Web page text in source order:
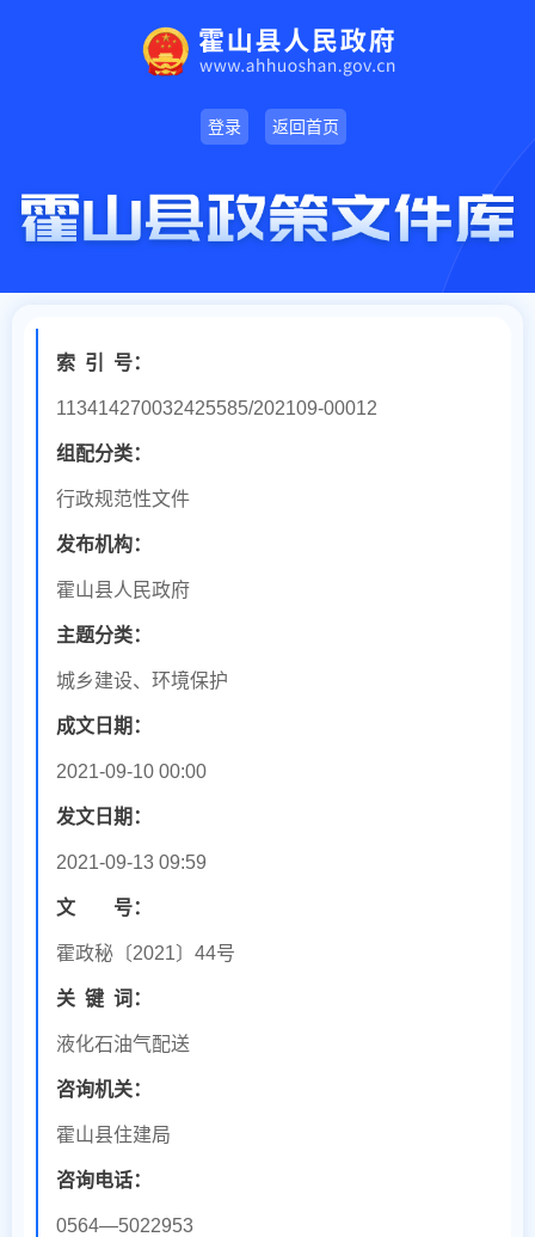
登录 返回首页
索 引 号：
113414270032425585/202109-00012
组配分类：
行政规范性文件
发布机构：
霍山县人民政府
主题分类：
城乡建设、环境保护
成文日期：
2021-09-10 00:00
发文日期：
2021-09-13 09:59
文 号：
霍政秘〔2021〕44号
关 键 词：
液化石油气配送
咨询机关：
霍山县住建局
咨询电话：
0564—5022953